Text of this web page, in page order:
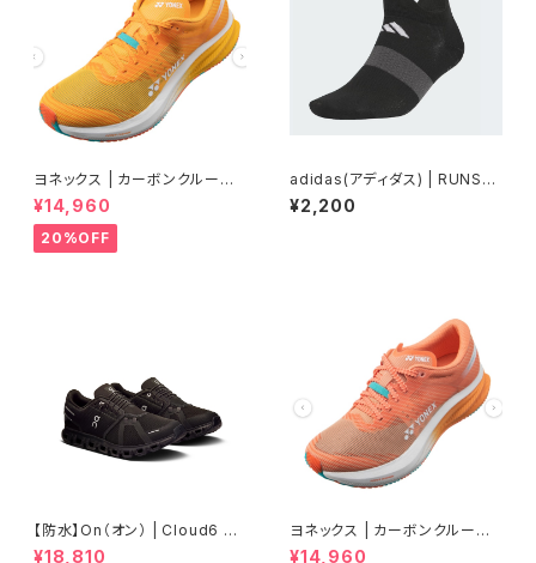
ヨネックス | カーボンクルーズ
エアラス | マンゴー | Men
¥14,960
20%OFF
adidas(アディダス) | RUNSO
CKS | Black / Grey Six
¥2,200
【防水】On（オン） | Cloud6 W
P | Black/Black | Men
¥18,810
ヨネックス | カーボンクルーズ
エアラス | ピーチ | Women
¥14,960